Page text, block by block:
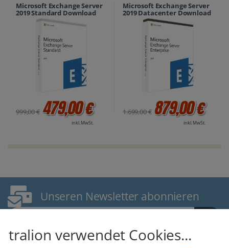
Microsoft Exchange Server
2019 Standard Download
999,00 € 479,00 €
inkl. MwSt.
Microsoft Exchange Server
2019 Datacenter Download
1.699,00 € 879,00 €
inkl. MwSt.
Unseren Newsletter abonnieren
E-Mail Adresse
tralion verwendet Cookies...